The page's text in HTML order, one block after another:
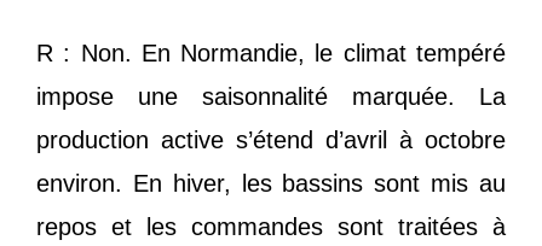
R : Non. En Normandie, le climat tempéré
impose une saisonnalité marquée. La
production active s’étend d’avril à octobre
environ. En hiver, les bassins sont mis au
repos et les commandes sont traitées à